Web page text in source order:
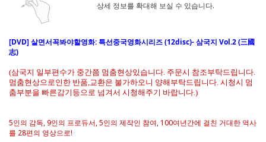
상세 정보를 확대해 보실 수 있습니다.
[DVD] 살면서꼭봐야할영화: 특선중국영화시리즈 (12disc)- 삼국지 Vol.2 (三國
志)
(삼국지 일부편수가 중간쯤 멈춤현상있습니다. 주문시 참조부탁드립니다.
멈춤현상으로인한 반품,교환은 불가하오니 양해부탁드립니다. 시청시 멈
춤부분을 빠른감기등으로 넘겨서 시청해주기 바랍니다.)
5인의 감독, 9인의 프로듀서, 5인의 제작인 참여, 100여년간에 걸친 거대한 역사
를 28편의 영상으로!